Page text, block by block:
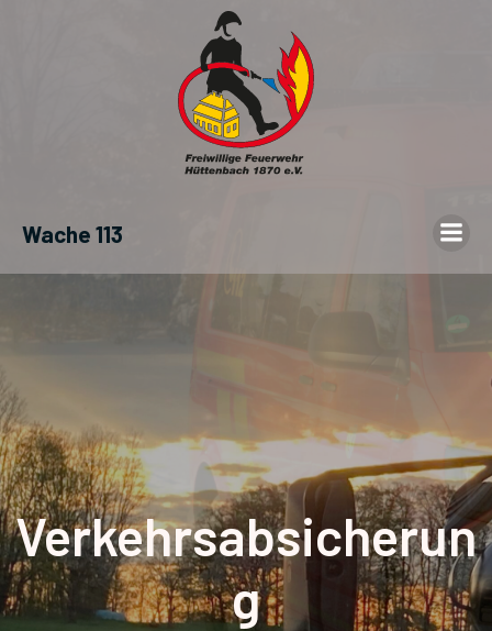
Wache 113
Verkehrsabsicherun
g